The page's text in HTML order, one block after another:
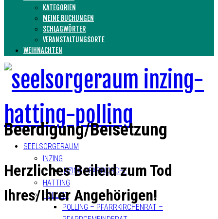
KATEGORIEN
MEINE BUCHUNGEN
SCHLAGWÖRTER
VERANSTALTUNGSORTE
WEIHNACHTEN
SEELSORGERAUM
INZING
INZING PFARRKIRCHE
HATTING
POLLING
POLLING – PFARRKIRCHENRAT –
Beerdigung/Beisetzung
Herzliches Beileid zum Tod
Ihres/Ihrer Angehörigen!